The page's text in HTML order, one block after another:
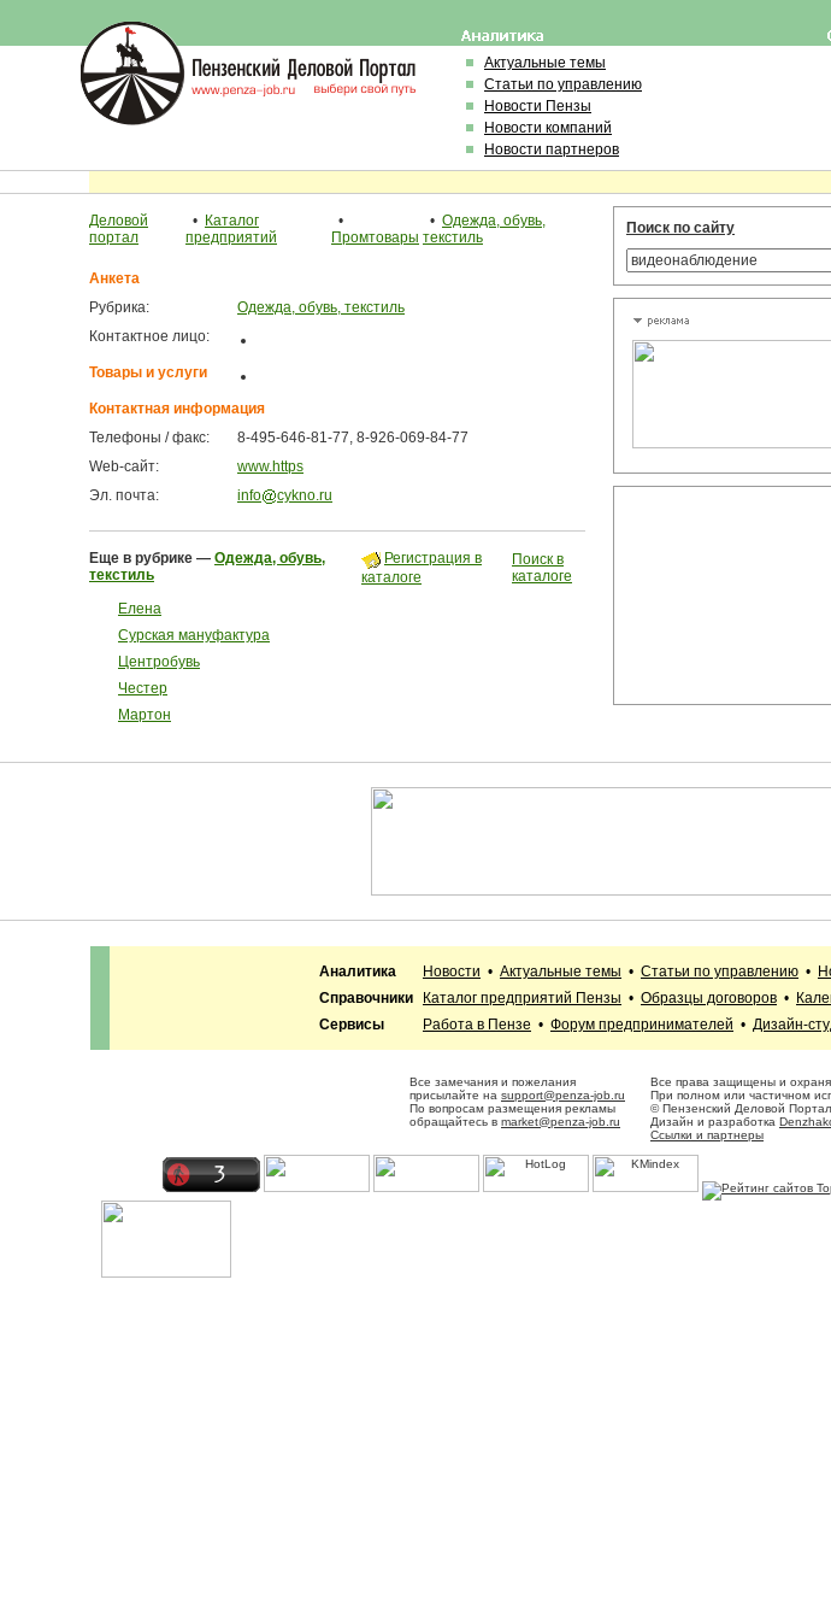
Актуальные темы
Статьи по управлению
Новости Пензы
Новости компаний
Новости партнеров
Деловой
портал
• Каталог
предприятий
•
Промтовары
• Одежда, обувь,
текстиль
Анкета
Рубрика:
Одежда, обувь, текстиль
Контактное лицо:
Товары и услуги
Контактная информация
Телефоны / факс:
8-495-646-81-77, 8-926-069-84-77
Web-сайт:
www.https
Эл. почта:
info cykno.ru
Еще в рубрике — Одежда, обувь,
текстиль
Елена
Сурская мануфактура
Центробувь
Честер
Мартон
Регистрация в
каталоге
Поиск в
каталоге
Поиск по сайту
Аналитика Новости • Актуальные темы • Статьи по управлению •
Справочники
Каталог предприятий Пензы • Образцы договоров •
Сервисы
Работа в Пензе • Форум предпринимателей • Дизайн-
Все замечания и пожелания
присылайте на support@penza-job.ru
По вопросам размещения рекламы
обращайтесь в market@penza-job.ru
Все права защищены и
При полном или частичном
© Пензенский Деловой
Дизайн и разработка
Ссылки и партнеры